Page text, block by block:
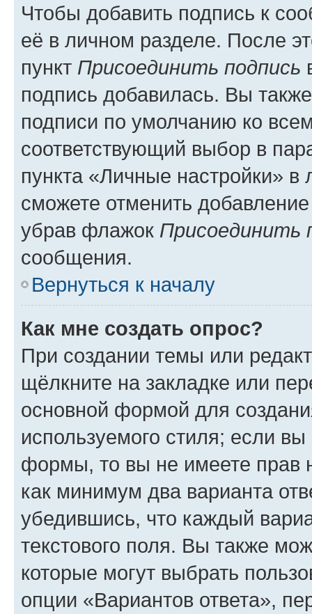
Чтобы добавить подпись к
её в личном разделе. После
пункт Присоединить подпись
подпись добавилась. Вы
подписи по умолчанию ко
соответствующий выбор в
пункта «Личные настройки»
сможете отменить
убрав флажок Присоединить
сообщения.
Вернуться к началу
Как мне создать опрос?
При создании темы или
щёлкните на закладке или
основной формой для
используемого стиля; если
формы, то вы не имеете прав
как минимум два варианта
убедившись, что каждый
текстового поля. Вы также
которые могут выбрать
опции «Вариантов ответа»,